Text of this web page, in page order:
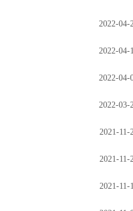
2022-04-
2022-04-
2022-04-
2022-03-
2021-11-
2021-11-
2021-11-